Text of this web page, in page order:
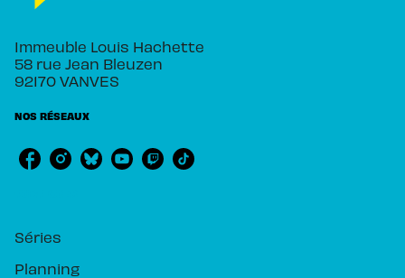
Immeuble Louis Hachette
58 rue Jean Bleuzen
92170 VANVES
NOS RÉSEAUX
Séries
Planning